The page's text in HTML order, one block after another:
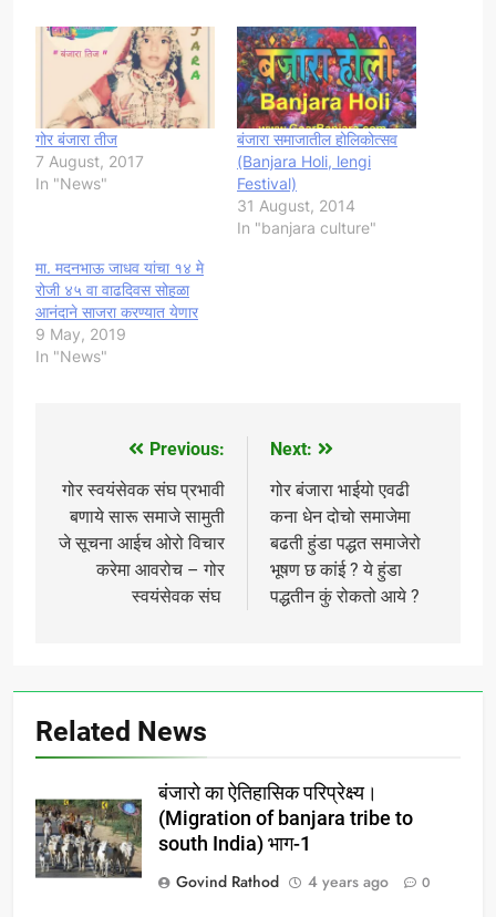
गोर बंजारा तीज
7 August, 2017
In "News"
बंजारा समाजातील होलिकोत्सव
(Banjara Holi, lengi
Festival)
31 August, 2014
In "banjara culture"
मा. मदनभाऊ जाधव यांचा १४ मे
रोजी ४५ वा वाढदिवस सोहळा
आनंदाने साजरा करण्यात येणार
9 May, 2019
In "News"
navigation
Previous:
गोर स्वयंसेवक संघ प्रभावी
बणाये सारू समाजे सामुती
जे सूचना आईच ओरो विचार
करेमा आवरोच – गोर
स्वयंसेवक संघ
Next:
गोर बंजारा भाईयो एवढी
कना धेन दोचो समाजेमा
बढती हुंडा पद्धत समाजेरो
भूषण छ कांई ? ये हुंडा
पद्धतीन कुं रोकतो आये ?
Related News
बंजारो का ऐतिहासिक परिप्रेक्ष्य।
(Migration of banjara tribe to
south India) भाग-1
Govind Rathod
4 years ago 0